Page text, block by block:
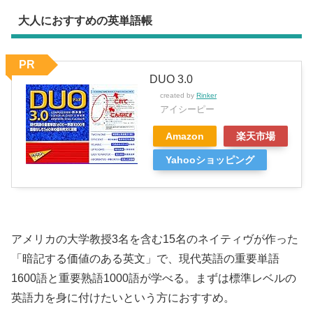
大人におすすめの英単語帳
DUO 3.0
created by Rinker
アイシーピー
Amazon 楽天市場
Yahooショッピング
PR
アメリカの大学教授3名を含む15名のネイティヴが作った
「暗記する価値のある英文」で、現代英語の重要単語
1600語と重要熟語1000語が学べる。まずは標準レベルの
英語力を身に付けたいという方におすすめ。